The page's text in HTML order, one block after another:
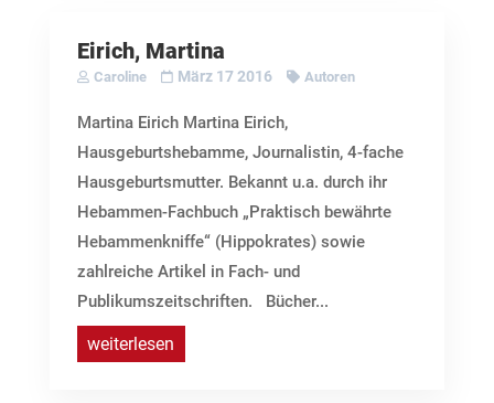
Eirich, Martina
Caroline März 17 2016 Autoren
Martina Eirich Martina Eirich,
Hausgeburtshebamme, Journalistin, 4-fache
Hausgeburtsmutter. Bekannt u.a. durch ihr
Hebammen-Fachbuch „Praktisch bewährte
Hebammenkniffe“ (Hippokrates) sowie
zahlreiche Artikel in Fach- und
Publikumszeitschriften. Bücher...
weiterlesen